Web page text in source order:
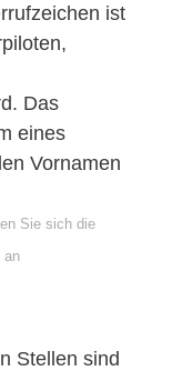
ist
Das
eines
Vornamen
Sie sich die
an
Stellen sind